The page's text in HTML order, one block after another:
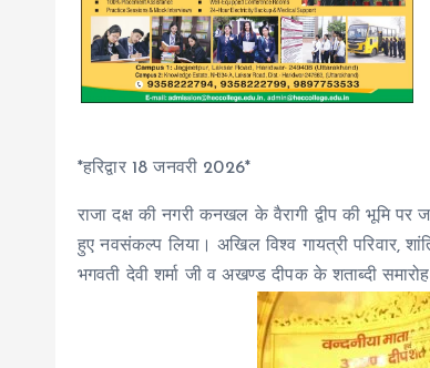
*हरिद्वार 18 जनवरी 2026*
राजा दक्ष की नगरी कनखल के वैरागी द्वीप की भूमि
हुए नवसंकल्प लिया। अखिल विश्व गायत्री परिवार,
भगवती देवी शर्मा जी व अखण्ड दीपक के शताब्दी